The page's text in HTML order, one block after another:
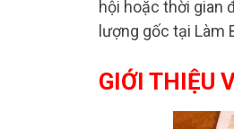
hội hoặc thời gian
lượng gốc tại Làm
GIỚI THIỆU